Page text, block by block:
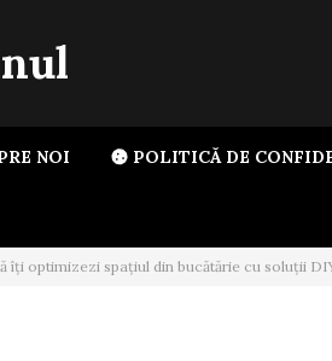
NOI POLITICĂ DE
îți optimizezi spațiul din bucătărie cu soluții